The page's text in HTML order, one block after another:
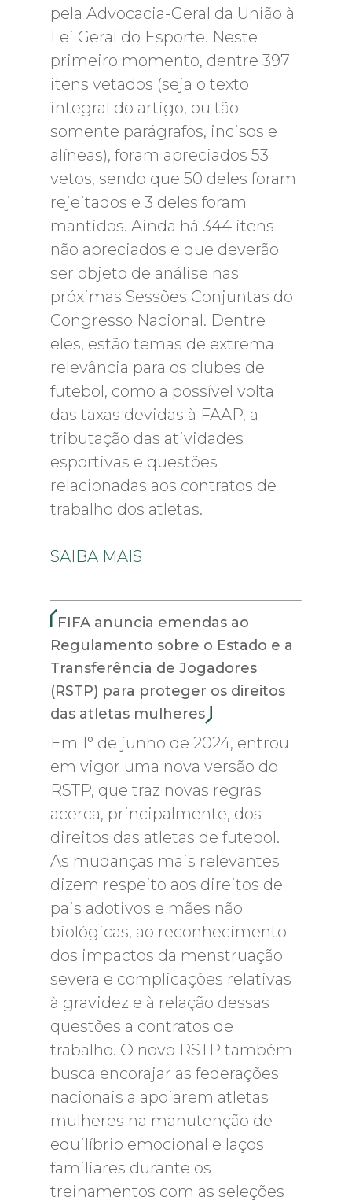
pela Advocacia-Geral da União à
Lei Geral do Esporte. Neste
primeiro momento, dentre 397
itens vetados (seja o texto
integral do artigo, ou tão
somente parágrafos, incisos e
alíneas), foram apreciados 53
vetos, sendo que 50 deles foram
rejeitados e 3 deles foram
mantidos. Ainda há 344 itens
não apreciados e que deverão
ser objeto de análise nas
próximas Sessões Conjuntas do
Congresso Nacional. Dentre
eles, estão temas de extrema
relevância para os clubes de
futebol, como a possível volta
das taxas devidas à FAAP, a
tributação das atividades
esportivas e questões
relacionadas aos contratos de
trabalho dos atletas.
SAIBA MAIS
FIFA anuncia emendas ao
Regulamento sobre o Estado e a
Transferência de Jogadores
(RSTP) para proteger os direitos
das atletas mulheres
Em 1° de junho de 2024, entrou
em vigor uma nova versão do
RSTP, que traz novas regras
acerca, principalmente, dos
direitos das atletas de futebol.
As mudanças mais relevantes
dizem respeito aos direitos de
pais adotivos e mães não
biológicas, ao reconhecimento
dos impactos da menstruação
severa e complicações relativas
à gravidez e à relação dessas
questões a contratos de
trabalho. O novo RSTP também
busca encorajar as federações
nacionais a apoiarem atletas
mulheres na manutenção de
equilíbrio emocional e laços
familiares durante os
treinamentos com as seleções